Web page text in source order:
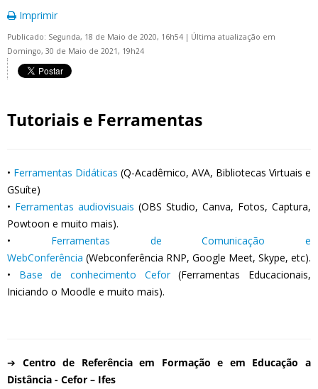
Imprimir
Publicado: Segunda, 18 de Maio de 2020, 16h54 | Última atualização em
Domingo, 30 de Maio de 2021, 19h24
Tutoriais e Ferramentas
• Ferramentas Didáticas (Q-Acadêmico, AVA, Bibliotecas Virtuais e
GSuíte)
• Ferramentas audiovisuais (OBS Studio, Canva, Fotos, Captura,
Powtoon e muito mais).
• Ferramentas de Comunicação e
WebConferência (Webconferência RNP, Google Meet, Skype, etc).
• Base de conhecimento Cefor(Ferramentas Educacionais,
Iniciando o Moodle e muito mais).
➔ Centro de Referência em Formação e em Educação a
Distância - Cefor – Ifes